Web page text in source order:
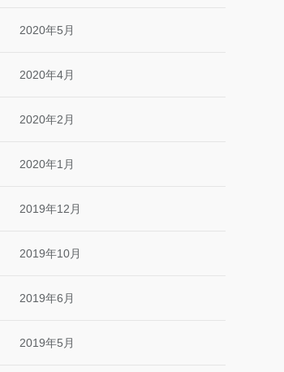
2020年5月
2020年4月
2020年2月
2020年1月
2019年12月
2019年10月
2019年6月
2019年5月